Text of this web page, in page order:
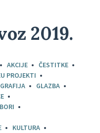
2019.
AKCIJE
ČESTITKE
PROJEKTI
GLAZBA
KULTURA